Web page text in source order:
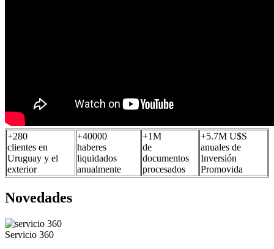
+280
clientes en
Uruguay y el
exterior
+40000
haberes
liquidados
anualmente
+1M
de
documentos
procesados
+5.7M U$S
anuales de
Inversión
Promovida
Novedades
Servicio 360